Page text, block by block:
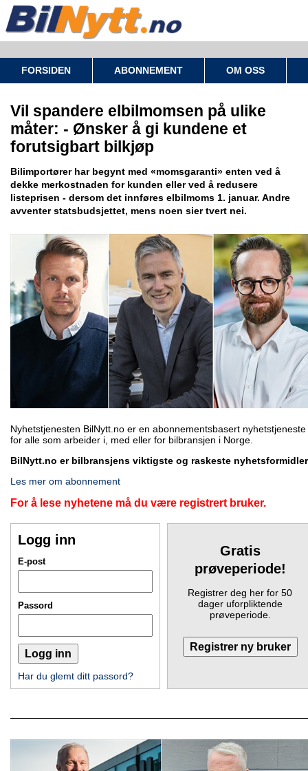
FORSIDEN ABONNEMENT OM OSS
Vil spandere elbilmomsen på ulike
måter: - Ønsker å gi kundene et
forutsigbart bilkjøp
Bilimportører har begynt med «momsgaranti» enten ved å
dekke merkostnaden for kunden eller ved å redusere
listeprisen - dersom det innføres elbilmoms 1. januar. Andre
avventer statsbudsjettet, mens noen sier tvert nei.
Nyhetstjenesten BilNytt.no er en abonnementsbasert nyhetstjeneste
for alle som arbeider i, med eller for bilbransjen i Norge.
BilNytt.no er bilbransjens viktigste og raskeste
Les mer om abonnement
For å lese nyhetene må du være registrert bruker.
Logg inn
E-post
Passord
Har du glemt ditt passord?
Gratis
prøveperiode!
Registrer deg her for 50
dager uforpliktende
prøveperiode.